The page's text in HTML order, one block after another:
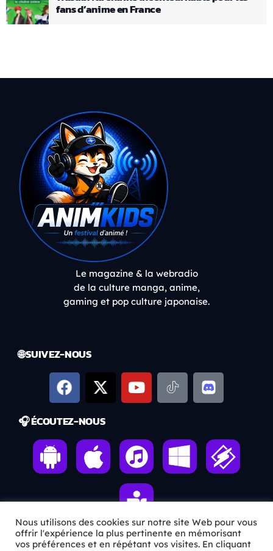
fans d’anime en France
Le magazine & la webradio
de la culture manga, anime,
gaming et pop culture japonaise.
🌐 SUIVEZ-NOUS
🎧 ÉCOUTEZ-NOUS
Nous utilisons des cookies sur notre site Web pour vous
offrir l'expérience la plus pertinente en mémorisant
vos préférences et en répétant vos visites. En cliquant